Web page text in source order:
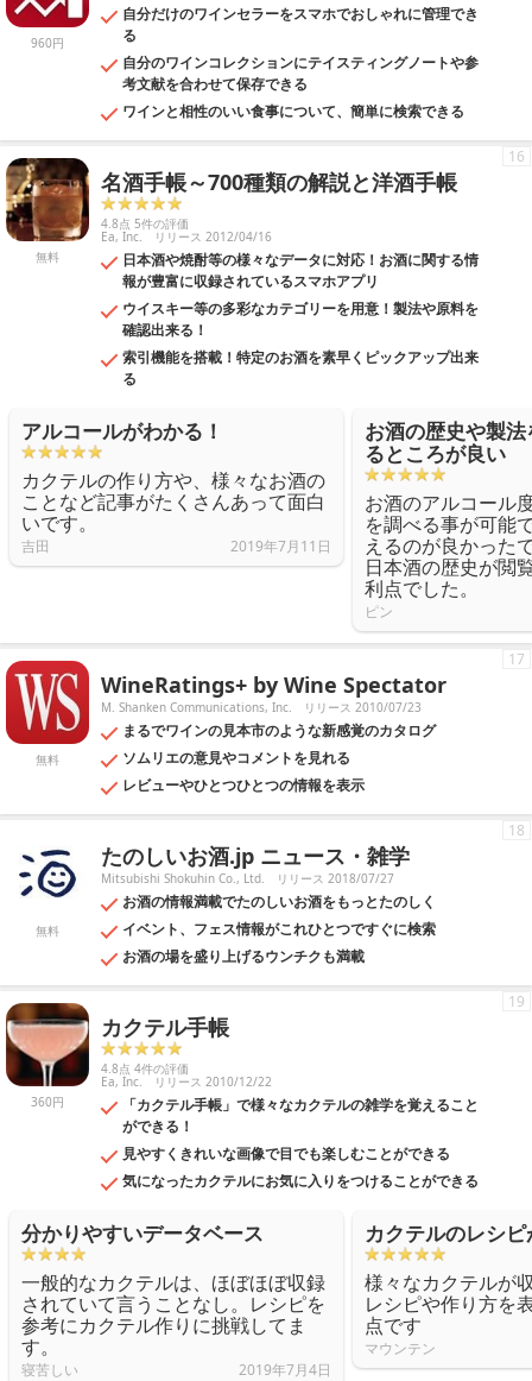
960円
自分だけのワインセラーをスマホでおしゃれに管理でき
る
自分のワインコレクションにテイスティングノートや参
考文献を合わせて保存できる
ワインと相性のいい食事について、簡単に検索できる
無料
名酒手帳～700種類の解説と洋酒手帳
4.8点 5件の評価
Ea, Inc. リリース 2012/04/16
日本酒や焼酎等の様々なデータに対応！お酒に関する情
報が豊富に収録されているスマホアプリ
ウイスキー等の多彩なカテゴリーを用意！製法や原料を
確認出来る！
索引機能を搭載！特定のお酒を素早くピックアップ出来
る
16
アルコールがわかる！
カクテルの作り方や、様々なお酒の
ことなど記事がたくさんあって面白
いです。
吉田 2019年7月11日
お酒の歴史や製
るところが良い
お酒のアルコール
を調べる事が可能
えるのが良かった
日本酒の歴史が閲
利点でした。
ピン
無料
WineRatings+ by Wine Spectator
M. Shanken Communications, Inc. リリース 2010/07/23
まるでワインの見本市のような新感覚のカタログ
ソムリエの意見やコメントを見れる
レビューやひとつひとつの情報を表示
17
無料
たのしいお酒.jp ニュース・雑学
Mitsubishi Shokuhin Co., Ltd. リリース 2018/07/27
お酒の情報満載でたのしいお酒をもっとたのしく
イベント、フェス情報がこれひとつですぐに検索
お酒の場を盛り上げるウンチクも満載
18
360円
カクテル手帳
4.8点 4件の評価
Ea, Inc. リリース 2010/12/22
「カクテル手帳」で様々なカクテルの雑学を覚えること
ができる！
見やすくきれいな画像で目でも楽しむことができる
気になったカクテルにお気に入りをつけることができる
19
分かりやすいデータベース
一般的なカクテルは、ほぼほぼ収録
されていて言うことなし。レシピを
参考にカクテル作りに挑戦してま
す。
寝苦しい 2019年7月4日
カクテルのレシ
様々なカクテルが
レシピや作り方を
点です
マウンテン